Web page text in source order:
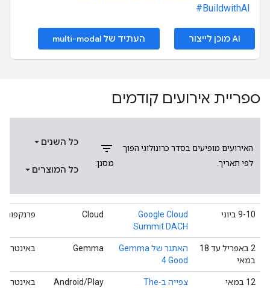
#BuildwithAI
‫AI מוכן לייצור העתיד של multi-modal
ספריית אירועים קודמים
האירועים מופיעים בסדר כרונולוגי הפוך
לפי תאריך.
filter_list
מסנן:
כל השנים
כל המוצרים
‫9-10 ביוני
Google Cloud
Summit DACH
Cloud פרנקפורט
‫2 באפריל עד 18
במאי
האתגר של Gemma
4 Good
באינטרנט
‫12 במאי
צפייה ב-The
‫Android/Play באינטרנט